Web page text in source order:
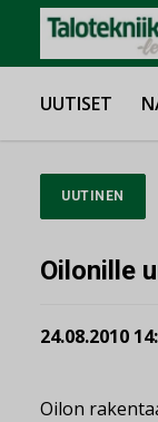
UUTISET
UUTINEN
Oilonille
24.08.2010
Oilon